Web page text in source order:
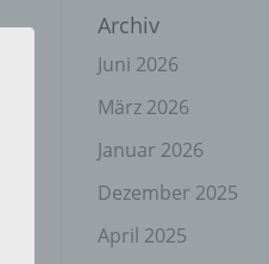
Archiv
Juni 2026
März 2026
Januar 2026
Dezember 2025
April 2025